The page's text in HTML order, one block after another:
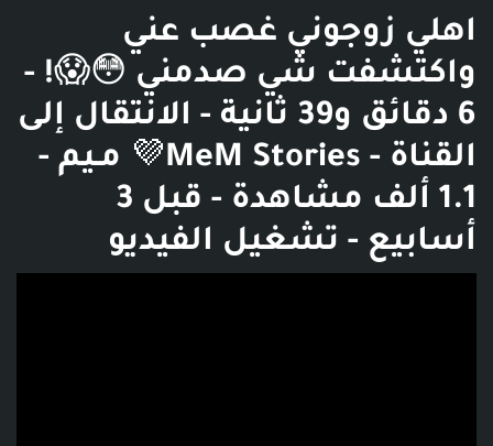
اهلي زوجوني غصب عني
واكتشفت شي صدمني 😳😱! -
6 دقائق و39 ثانية - الانتقال إلى
القناة - MeM Stories💜 مـيم -
1.1 ألف مشاهدة - قبل 3
أسابيع - تشغيل الفيديو